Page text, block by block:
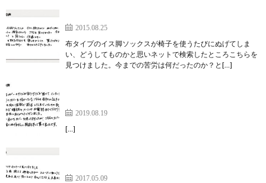
2015.08.25
布タイプのイス脚ソックスが椅子を使うたびにぬげてしま
い、どうしてものかと思いネットで検索したところこちらを
見つけました。今までの苦労は何だったのか？と[…]
2019.08.19
[…]
2017.05.09